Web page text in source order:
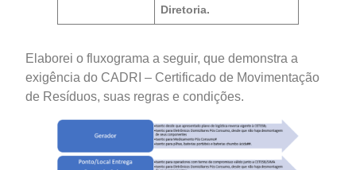
Diretoria.
Elaborei o fluxograma a seguir, que demonstra a
exigência do CADRI – Certificado de Movimentação
de Resíduos, suas regras e condições.